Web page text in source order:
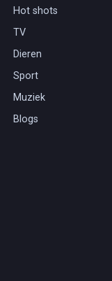
Hot shots
TV
Dieren
Sport
Muziek
Blogs